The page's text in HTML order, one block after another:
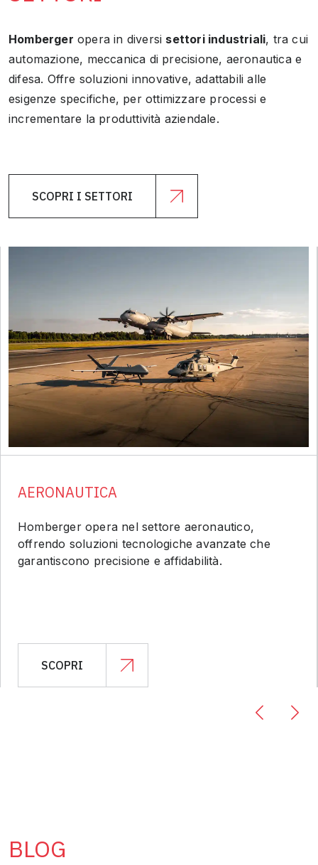
Homberger opera in diversi settori industriali, tra cui
automazione, meccanica di precisione, aeronautica e
difesa. Offre soluzioni innovative, adattabili alle
esigenze specifiche, per ottimizzare processi e
incrementare la produttività aziendale.
SCOPRI I SETTORI
AERONAUTICA
Homberger opera nel settore aeronautico,
offrendo soluzioni tecnologiche avanzate che
garantiscono precisione e affidabilità.
SCOPRI
BLOG